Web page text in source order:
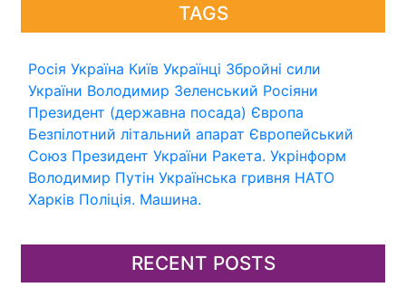
TAGS
Росія Україна Київ Українці Збройні сили
України Володимир Зеленський Росіяни
Президент (державна посада) Європа
Безпілотний літальний апарат Європейський
Союз Президент України Ракета. Укрінформ
Володимир Путін Українська гривня НАТО
Харків Поліція. Машина.
RECENT POSTS